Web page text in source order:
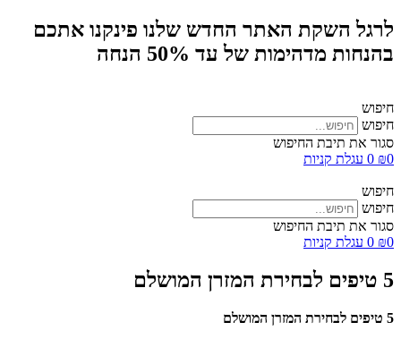
לרגל השקת האתר החדש שלנו פינקנו אתכם
בהנחות מדהימות של עד 50% הנחה
חיפוש
חיפוש
סגור את תיבת החיפוש
₪0
0 עגלת קניות
חיפוש
חיפוש
סגור את תיבת החיפוש
₪0
0 עגלת קניות
5 טיפים לבחירת המזרן המושלם
5 טיפים לבחירת המזרן המושלם